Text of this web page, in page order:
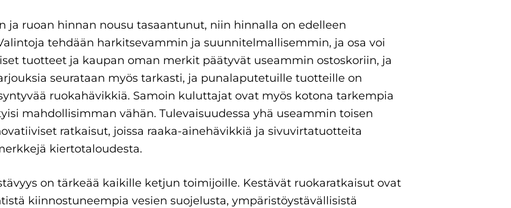
ja ruoan hinnan nousu tasaantunut, niin hinnalla on edelleen
tehdään harkitsevammin ja suunnitelmallisemmin, ja osa voi
tuotteet ja kaupan oman merkit päätyvät useammin ostoskoriin, ja
seurataan myös tarkasti, ja punalaputetuille tuotteille on
ruokahävikkiä. Samoin kuluttajat ovat myös kotona tarkempia
mahdollisimman vähän. Tulevaisuudessa yhä useammin toisen
ratkaisut, joissa raaka-ainehävikkiä ja sivuvirtatuotteita
kiertotaloudesta.
on tärkeää kaikille ketjun toimijoille. Kestävät ruokaratkaisut ovat
kiinnostuneempia vesien suojelusta, ympäristöystävällisistä